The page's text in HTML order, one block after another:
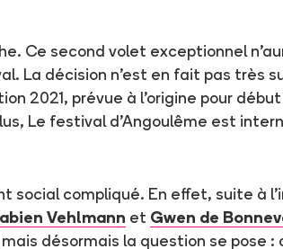
Ce second volet exceptionnel
La décision n'est en fait pas très
2021, prévue à l'origine pour
Le festival d'Angoulême est
compliqué. En effet, suite à
Vehlmann et Gwen de
désormais la question se pose